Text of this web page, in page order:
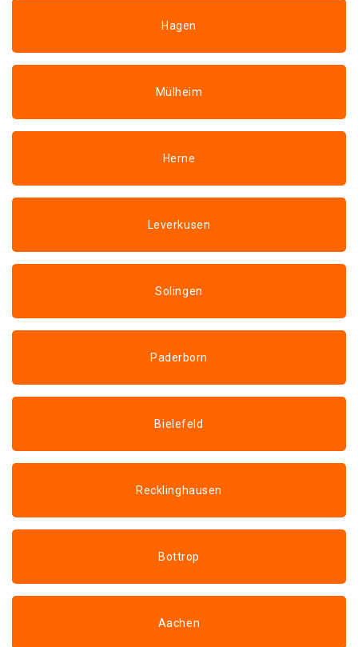
Hagen
Mülheim
Herne
Leverkusen
Solingen
Paderborn
Bielefeld
Recklinghausen
Bottrop
Aachen